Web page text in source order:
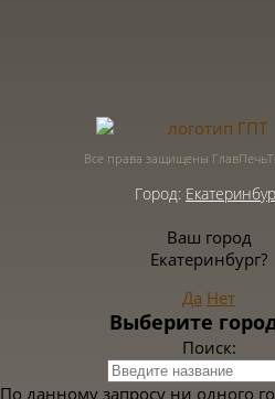
Все права защищены
Город:
Ваш город
Екатеринбург?
Да Нет
Выберите
Поиск:
По данному запросу ни одного